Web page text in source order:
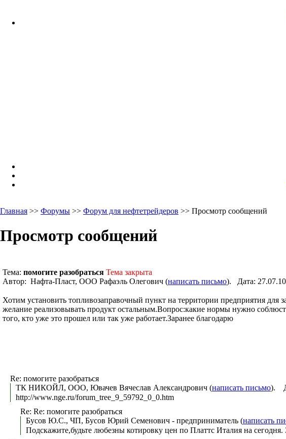
Главная >> Форумы >> Форум для нефтетрейдеров >> Просмотр сообщений
Просмотр сообщений
Тема: помогите разобраться Тема закрыта
Автор: Нафта-Пласт, ООО Рафаэль Олегович (написать письмо). Дата:
Хотим установить топливозаправочный пункт на территории предприятия для
желание реализовывать продукт остальным.Вопрос:какие нормы нужно
того, кто уже это прошел или так уже работает.Заранее благодарю
Re: помогите разобраться
ТК НИКОЙЛ, ООО, Ювачев Вячеслав Александрович (написать письмо).
http://www.nge.ru/forum_tree_9_59792_0_0.htm
Re: Re: помогите разобраться
Бусов Ю.С., ЧП, Бусов Юрий Семенович - предприниматель (написать
Подскажите,будьте любезны котировку цен по Платтс Италия на сегодня.